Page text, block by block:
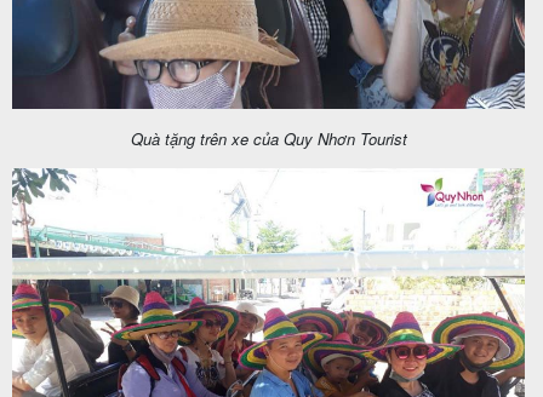
Quà tặng trên xe của Quy Nhơn Tourist